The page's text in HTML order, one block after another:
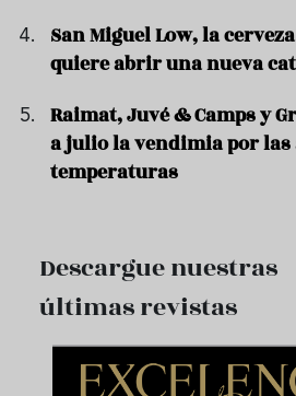
San Miguel Low, la
quiere abrir una nueva
Raimat, Juvé & Camps y
a julio la vendimia por las
temperaturas
Descargue nuestras
últimas revistas